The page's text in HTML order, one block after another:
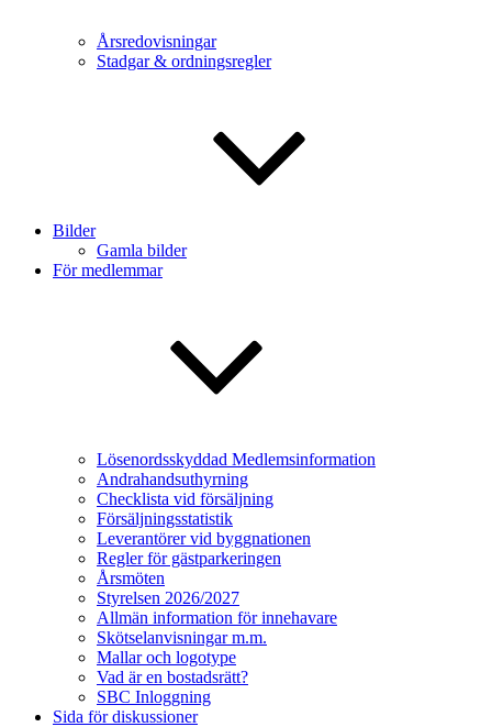
Årsredovisningar
Stadgar & ordningsregler
Bilder
Gamla bilder
För medlemmar
Lösenordsskyddad Medlemsinformation
Andrahandsuthyrning
Checklista vid försäljning
Försäljningsstatistik
Leverantörer vid byggnationen
Regler för gästparkeringen
Årsmöten
Styrelsen 2026/2027
Allmän information för innehavare
Skötselanvisningar m.m.
Mallar och logotype
Vad är en bostadsrätt?
SBC Inloggning
Sida för diskussioner